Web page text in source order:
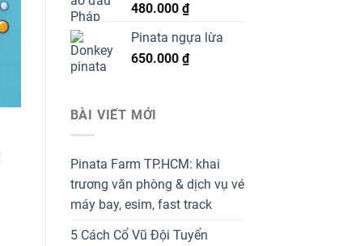
480.000 ₫
Pinata ngựa lừa
650.000 ₫
BÀI VIẾT MỚI
Pinata Farm TP.HCM: khai
trương văn phòng & dịch vụ vé
máy bay, esim, fast track
5 Cách Cổ Vũ Đội Tuyển